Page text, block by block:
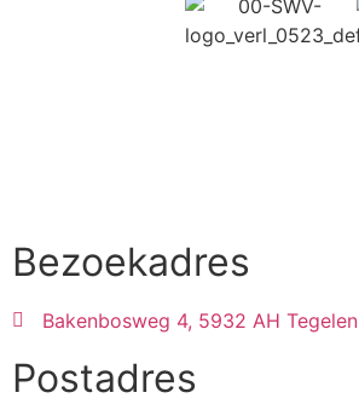
Bezoekadres
Bakenbosweg 4, 5932 AH Tegelen
Postadres